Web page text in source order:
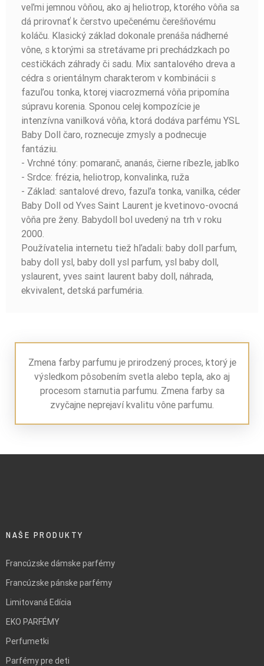
veľmi jemnou vôňou, ako aj heliotrop, ktorého vôňa sa
dá prirovnať k čerstvo upečenému čerešňovému
koláču. Klasický základ dokonale prenáša nádherné
vône, s ktorými sa stretávame pri prechádzkach po
cestičkách záhrady či sadu. Mix santalového dreva a
cédra s orientálnym charakterom v kombinácii s
fazuľou tonka, ktorej viacrozmerná vôňa pripomína
súpravu korenia. Sponou celej kompozície je
intenzívna vanilková vôňa, ktorá dodáva parfému YSL
Baby Doll čaro, roznecuje zmysly a podnecuje
fantáziu.
- Vrchné tóny: pomaranč, ananás, čierne ríbezle, jablko
- Srdce: frézia, heliotrop, konvalinka, ruža
- Základ: santalové drevo, fazuľa tonka, vanilka, céder
Baby Doll od Yves Saint Laurent je kvetinovo-ovocná
vôňa pre ženy. Babydoll bol uvedený na trh v roku
2000.
Používatelia internetu tiež hľadali: baby doll parfum,
baby doll ysl, baby doll ysl parfum, ysl baby doll,
yslaurent, yves saint laurent baby doll, náhrada,
ekvivalent, detská parfuméria.
Zmena farby parfumu je prirodzený proces, ktorý je
výsledkom pôsobením svetla alebo tepla, ako aj
procesom starnutia parfumu. Zmena farby sa
zvyčajne neprejaví kvalitu vône parfumu.
NAŠE PRODUKTY
Francúzske dámske parfémy
Francúzske pánske parfémy
Limitovaná Edícia
EKO PARFÉMY
Perfumetki
Parfémy pre deti